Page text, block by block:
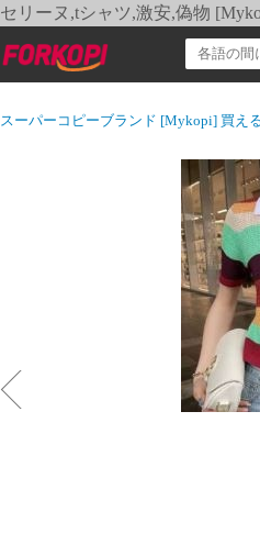
セリーヌ,tシャツ,激安,偽物
スーパーコピーブランド [Mykopi] 買え